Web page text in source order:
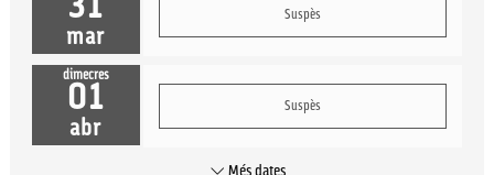
31
mar
Suspès
dimecres
01
abr
Suspès